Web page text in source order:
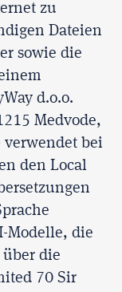
zu
Dateien
sowie die
d.o.o.
Medvode,
verwendet bei
den Local
Modelle, die
die
70 Sir